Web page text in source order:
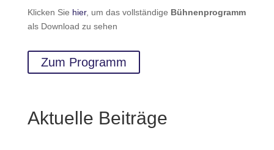
Klicken Sie hier, um das vollständige Bühnenprogramm
als Download zu sehen
Zum Programm
Aktuelle Beiträge